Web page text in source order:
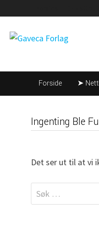
til
innhold
Forside ➤
Ingenting Ble
Det ser ut til at vi
Søk
etter: